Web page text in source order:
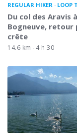
REGULAR HIKER LOOP
Du col des Aravis à
Bogneuve, retour
crête
14.6 km 4 h 30